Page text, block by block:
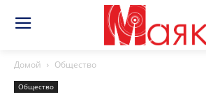
Домой Общество
Общество